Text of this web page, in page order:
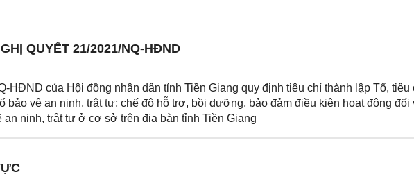
QUYẾT 21/2021/NQ-HĐND
HĐND của Hội đồng nhân dân tỉnh Tiền Giang quy định tiêu chí thành lập Tổ, tiêu
bảo vệ an ninh, trật tự; chế độ hỗ trợ, bồi dưỡng, bảo đảm điều kiện hoạt động
an ninh, trật tự ở cơ sở trên địa bàn tỉnh Tiền Giang